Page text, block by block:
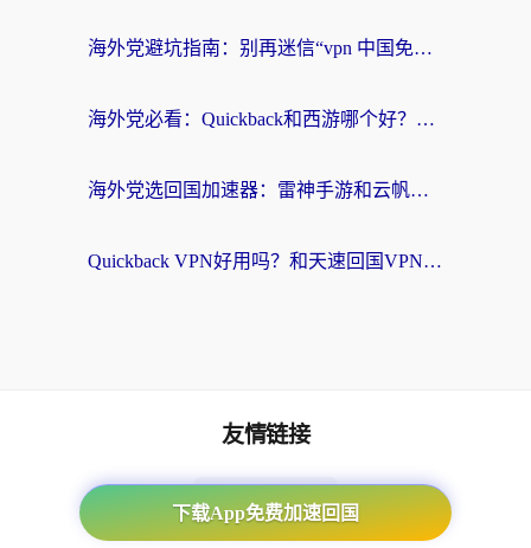
海外党避坑指南：别再迷信“vpn 中国免费”，选对回国加速器才能无缝刷国内资源
海外党必看：Quickback和西游哪个好？3个维度教你选对回国加速器
海外党选回国加速器：雷神手游和云帆哪个好？附3组对比+避坑指南
Quickback VPN好用吗？和天速回国VPN对比哪个回国效果更好？海外党必看的真实体验指南
下载App免费加速回国
友情链接
番茄加速器